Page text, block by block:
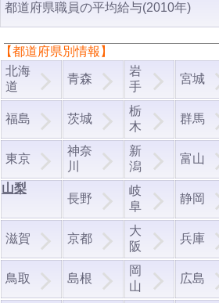
都道府県職員の平均給与(2010年)
【都道府県別情報】
北海
道
青森
岩
手
宮城
福島 茨城
栃
木
群馬
東京
神奈
川
新
潟
富山
山梨
長野
岐
阜
静岡
滋賀 京都
大
阪
兵庫
鳥取 島根
岡
山
広島